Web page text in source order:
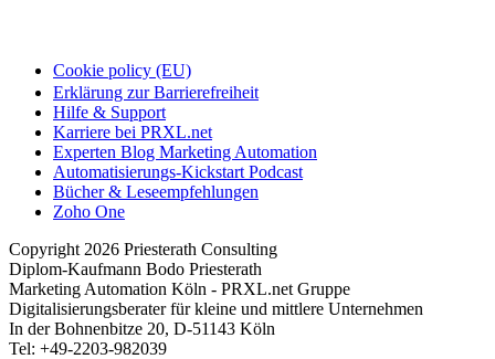
Cookie policy (EU)
Erklärung zur Barrierefreiheit
Hilfe & Support
Karriere bei PRXL.net
Experten Blog Marketing Automation
Automatisierungs-Kickstart Podcast
Bücher & Leseempfehlungen
Zoho One
Copyright 2026 Priesterath Consulting
Diplom-Kaufmann Bodo Priesterath
Marketing Automation Köln - PRXL.net Gruppe
Digitalisierungsberater für kleine und mittlere Unternehmen
In der Bohnenbitze 20, D-51143 Köln
Tel: +49-2203-982039